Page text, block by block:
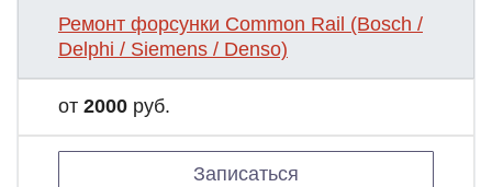
Ремонт форсунки Common Rail (Bosch /
Delphi / Siemens / Denso)
от 2000 руб.
Записаться